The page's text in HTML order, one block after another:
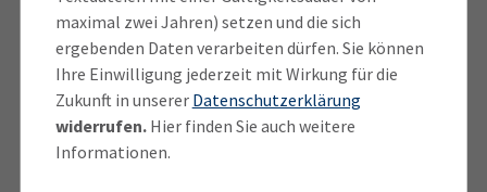
maximal zwei Jahren) setzen und die sich
ergebenden Daten verarbeiten dürfen. Sie können
Ihre Einwilligung jederzeit mit Wirkung für die
Zukunft in unserer Datenschutzerklärung
widerrufen.Hier finden Sie auch weitere
Informationen.
Wertschöpfungskette das Netto-Null-Ziel erreicht
haben. Ebenfalls sollen ab 2025 alle Verpackungen
kompostierbar und alle Zulieferer Fairtrade-
zertifiziert sein. Derzeit sind 87 Prozent zertifiziert.